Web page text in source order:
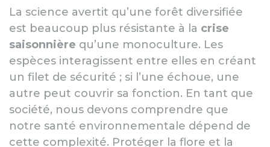
La science avertit qu’une forêt diversifiée
est beaucoup plus résistante à la crise
saisonnière qu’une monoculture. Les
espèces interagissent entre elles en créant
un filet de sécurité ; si l’une échoue, une
autre peut couvrir sa fonction. En tant que
société, nous devons comprendre que
notre santé environnementale dépend de
cette complexité. Protéger la flore et la